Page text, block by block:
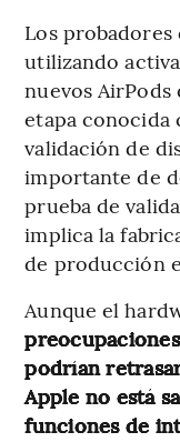
Los
utilizando
nuevos
etapa conocida
validación de
importante de
prueba de
implica la
de producción
Aunque el
podrían
Apple no está
funciones de